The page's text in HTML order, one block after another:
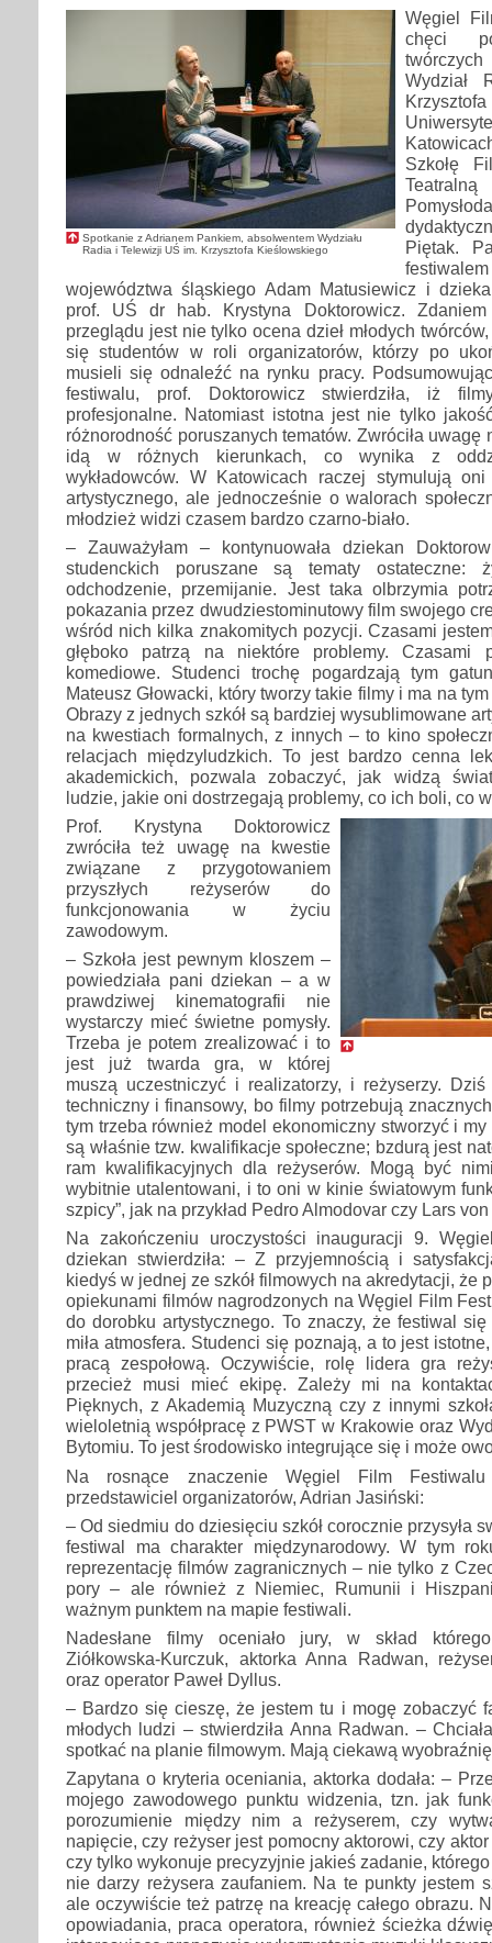
Spotkanie z Adrianem Pankiem, absolwentem Wydziału
Radia i Telewizji UŚ im. Krzysztofa Kieślowskiego
Węgiel
chęci
Wydział
Szkołę
Piętak.
województwa śląskiego Adam Matusiewicz i
prof. UŚ dr hab. Krystyna Doktorowicz.
przeglądu jest nie tylko ocena dzieł młodych
się studentów w roli organizatorów, którzy po
musieli się odnaleźć na rynku pracy.
festiwalu, prof. Doktorowicz stwierdziła, iż
profesjonalne. Natomiast istotna jest nie tylko
różnorodność poruszanych tematów. Zwróciła uwagę
idą w różnych kierunkach, co wynika z
wykładowców. W Katowicach raczej stymulują
artystycznego, ale jednocześnie o walorach
młodzież widzi czasem bardzo czarno-biało.
– Zauważyłam – kontynuowała dziekan
studenckich poruszane są tematy ostateczne:
odchodzenie, przemijanie. Jest taka olbrzymia
pokazania przez dwudziestominutowy film swojego
wśród nich kilka znakomitych pozycji. Czasami
głęboko patrzą na niektóre problemy. Czasami
komediowe. Studenci trochę pogardzają tym
Mateusz Głowacki, który tworzy takie filmy i ma na
Obrazy z jednych szkół są bardziej wysublimowane
na kwestiach formalnych, z innych – to kino
relacjach międzyludzkich. To jest bardzo cenna
akademickich, pozwala zobaczyć, jak widzą świat
ludzie, jakie oni dostrzegają problemy, co ich boli, co
Prof. Krystyna Doktorowicz
zwróciła też uwagę na kwestie
związane z przygotowaniem
przyszłych reżyserów do
funkcjonowania w życiu
zawodowym.
– Szkoła jest pewnym kloszem –
powiedziała pani dziekan – a w
prawdziwej kinematografii nie
wystarczy mieć świetne pomysły.
Trzeba je potem zrealizować i to
jest już twarda gra, w której
muszą uczestniczyć i realizatorzy, i reżyserzy.
techniczny i finansowy, bo filmy potrzebują
tym trzeba również model ekonomiczny stworzyć i
są właśnie tzw. kwalifikacje społeczne; bzdurą jest
ram kwalifikacyjnych dla reżyserów. Mogą być
wybitnie utalentowani, i to oni w kinie światowym
szpicy”, jak na przykład Pedro Almodovar czy Lars von
Na zakończeniu uroczystości inauguracji 9.
dziekan stwierdziła: – Z przyjemnością i
kiedyś w jednej ze szkół filmowych na akredytacji, że
opiekunami filmów nagrodzonych na Węgiel Film
do dorobku artystycznego. To znaczy, że festiwal
miła atmosfera. Studenci się poznają, a to jest
pracą zespołową. Oczywiście, rolę lidera gra
przecież musi mieć ekipę. Zależy mi na
Pięknych, z Akademią Muzyczną czy z innymi
wieloletnią współpracę z PWST w Krakowie oraz
Bytomiu. To jest środowisko integrujące się i może
Na rosnące znaczenie Węgiel Film
przedstawiciel organizatorów, Adrian Jasiński:
– Od siedmiu do dziesięciu szkół corocznie przysyła
festiwal ma charakter międzynarodowy. W tym
reprezentację filmów zagranicznych – nie tylko z
pory – ale również z Niemiec, Rumunii i
ważnym punktem na mapie festiwali.
Nadesłane filmy oceniało jury, w skład
Ziółkowska-Kurczuk, aktorka Anna Radwan,
oraz operator Paweł Dyllus.
– Bardzo się cieszę, że jestem tu i mogę zobaczyć
młodych ludzi – stwierdziła Anna Radwan. –
spotkać na planie filmowym. Mają ciekawą
Zapytana o kryteria oceniania, aktorka dodała: –
mojego zawodowego punktu widzenia, tzn. jak
porozumienie między nim a reżyserem, czy
napięcie, czy reżyser jest pomocny aktorowi, czy
czy tylko wykonuje precyzyjnie jakieś zadanie,
nie darzy reżysera zaufaniem. Na te punkty jestem
ale oczywiście też patrzę na kreację całego obrazu.
opowiadania, praca operatora, również ścieżka